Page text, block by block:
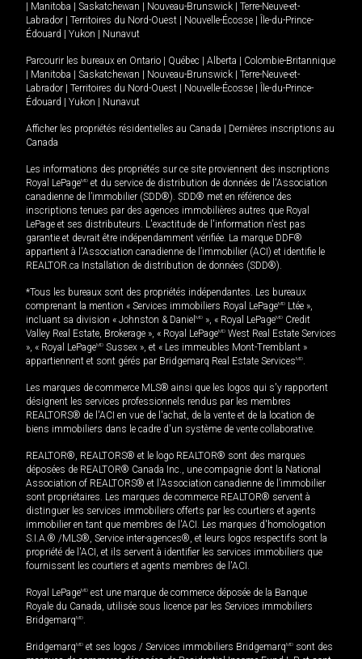
Manitoba Saskatchewan Nouveau-Brunswick
Terre-Neuve-et-
Labrador
Territoires du Nord-Ouest Nouvelle-Écosse
Île-du-Prince-
Édouard
Yukon Nunavut
Parcourir les bureaux en Ontario Québec Alberta
Colombie-Britannique
Manitoba Saskatchewan Nouveau-Brunswick
Terre-Neuve-et-
Labrador
Territoires du Nord-Ouest Nouvelle-Écosse
Île-du-Prince-
Édouard
Yukon Nunavut
Afficher les propriétés résidentielles au Canada
Dernières inscriptions au
Canada
Les informations des propriétés sur ce site proviennent des inscriptions
Royal LePageMD et du service de distribution de données de l'Association
canadienne de l’immobilier (SDD®). SDD® met en référence des
inscriptions tenues par des agences immobilières autres que Royal
LePage et ses distributeurs. L'exactitude de l'information n'est pas
garantie et devrait être indépendamment vérifiée. La marque DDF®
appartient à l'Association canadienne de l’immobilier (ACI) et identifie le
REALTOR.ca Installation de distribution de données (SDD®).
*Tous les bureaux sont des propriétés indépendantes. Les bureaux
comprenant la mention « Services immobiliers Royal LePageMD Ltée »,
incluant sa division « Johnston & Daniel MD », « Royal LePageMD Credit
Valley Real Estate, Brokerage », « Royal LePageMD West Real Estate Services
», « Royal LePageMD Sussex », et « Les immeubles Mont-Tremblant »
appartiennent et sont gérés par Bridgemarq Real Estate ServicesMD.
Les marques de commerce MLS® ainsi que les logos qui s'y rapportent
désignent les services professionnels rendus par les membres
REALTORS® de l'ACI en vue de l'achat, de la vente et de la location de
biens immobiliers dans le cadre d'un système de vente collaborative.
REALTOR®, REALTORS® et le logo REALTOR® sont des marques
déposées de REALTOR® Canada Inc., une compagnie dont la National
Association of REALTORS® et l'Association canadienne de l’immobilier
sont propriétaires. Les marques de commerce REALTOR® servent à
distinguer les services immobiliers offerts par les courtiers et agents
immobilier en tant que membres de l'ACI. Les marques d'homologation
S.I.A.® /MLS®, Service inter-agences®, et leurs logos respectifs sont la
propriété de l'ACI, et ils servent à identifier les services immobiliers que
fournissent les courtiers et agents membres de l'ACI.
Royal LePageMD est une marque de commerce déposée de la Banque
Royale du Canada, utilisée sous licence par les Services immobiliers
BridgemarqMD.
BridgemarqMD et ses logos / Services immobiliers BridgemarqMD sont des